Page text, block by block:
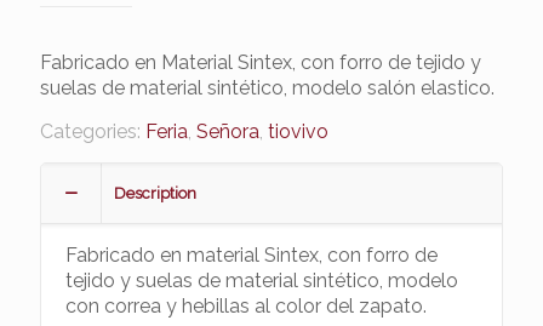
Fabricado en Material Sintex, con forro de tejido y
suelas de material sintético, modelo salón elastico.
Categories: Feria Señora tiovivo
Description
Fabricado en material Sintex, con forro de
tejido y suelas de material sintético, modelo
con correa y hebillas al color del zapato.